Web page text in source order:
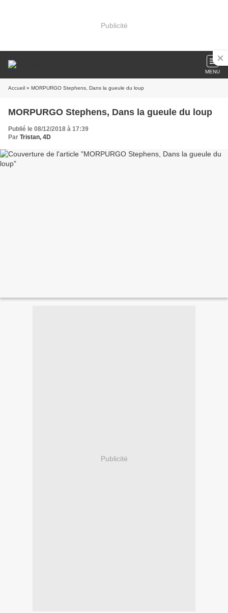
Publicité
MENU
Accueil » MORPURGO Stephens, Dans la gueule du loup
MORPURGO Stephens, Dans la gueule du loup
Publié le 08/12/2018 à 17:39
Par Tristan, 4D
Publicité